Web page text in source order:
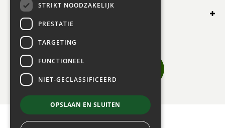
OPENINGSUREN
© 2024 BOGAERT B.V.
STRIKT NOODZAKELIJK
PRESTATIE
TARGETING
FUNCTIONEEL
NIET-GECLASSIFICEERD
OPSLAAN EN SLUITEN